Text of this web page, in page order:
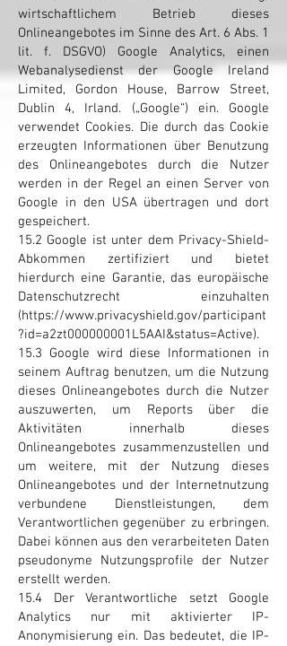
wirtschaftlichem Betrieb dieses
Onlineangebotes im Sinne des Art. 6 Abs. 1
lit. f. DSGVO) Google Analytics, einen
Webanalysedienst der Google Ireland
Limited, Gordon House, Barrow Street,
Dublin 4, Irland. („Google“) ein. Google
verwendet Cookies. Die durch das Cookie
erzeugten Informationen über Benutzung
des Onlineangebotes durch die Nutzer
werden in der Regel an einen Server von
Google in den USA übertragen und dort
gespeichert.
15.2 Google ist unter dem Privacy-Shield-
Abkommen zertifiziert und bietet
hierdurch eine Garantie, das europäische
Datenschutzrecht einzuhalten
(https://www.privacyshield.gov/participant
?id=a2zt000000001L5AAI&status=Active).
15.3 Google wird diese Informationen in
seinem Auftrag benutzen, um die Nutzung
dieses Onlineangebotes durch die Nutzer
auszuwerten, um Reports über die
Aktivitäten innerhalb dieses
Onlineangebotes zusammenzustellen und
um weitere, mit der Nutzung dieses
Onlineangebotes und der Internetnutzung
verbundene Dienstleistungen, dem
Verantwortlichen gegenüber zu erbringen.
Dabei können aus den verarbeiteten Daten
pseudonyme Nutzungsprofile der Nutzer
erstellt werden.
15.4 Der Verantwortliche setzt Google
Analytics nur mit aktivierter IP-
Anonymisierung ein. Das bedeutet, die IP-